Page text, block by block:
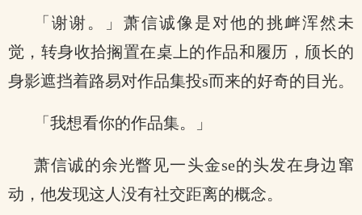
「谢谢。」萧信诚像是对他的挑衅浑然未
觉，转身收拾搁置在桌上的作品和履历，颀长的
身影遮挡着路易对作品集投s而来的好奇的目光。
「我想看你的作品集。」
萧信诚的余光瞥见一头金se的头发在身边窜
动，他发现这人没有社交距离的概念。